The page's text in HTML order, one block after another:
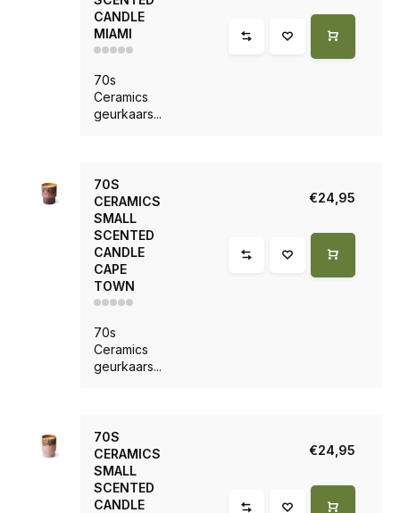
CANDLE
MIAMI
70s
Ceramics
geurkaars...
70S
CERAMICS
SMALL
SCENTED
CANDLE
CAPE
TOWN
70s
Ceramics
geurkaars...
€24,95
70S
CERAMICS
SMALL
SCENTED
CANDLE
€24,95